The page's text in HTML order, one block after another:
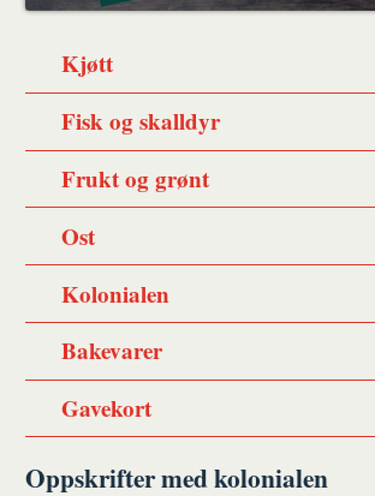
Kjøtt
Fisk og skalldyr
Frukt og grønt
Ost
Kolonialen
Bakevarer
Gavekort
Oppskrifter med kolonialen